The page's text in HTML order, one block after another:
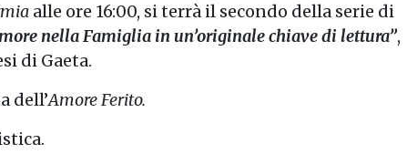
alle ore 16:00, si terrà il secondo della serie di
nella Famiglia in un’originale chiave di lettura”,
di Gaeta.
dell’Amore Ferito.